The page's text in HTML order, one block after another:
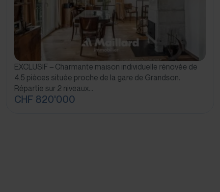
EXCLUSIF – Charmante maison individuelle rénovée de
4.5 pièces située proche de la gare de Grandson.
Répartie sur 2 niveaux…
CHF 820'000